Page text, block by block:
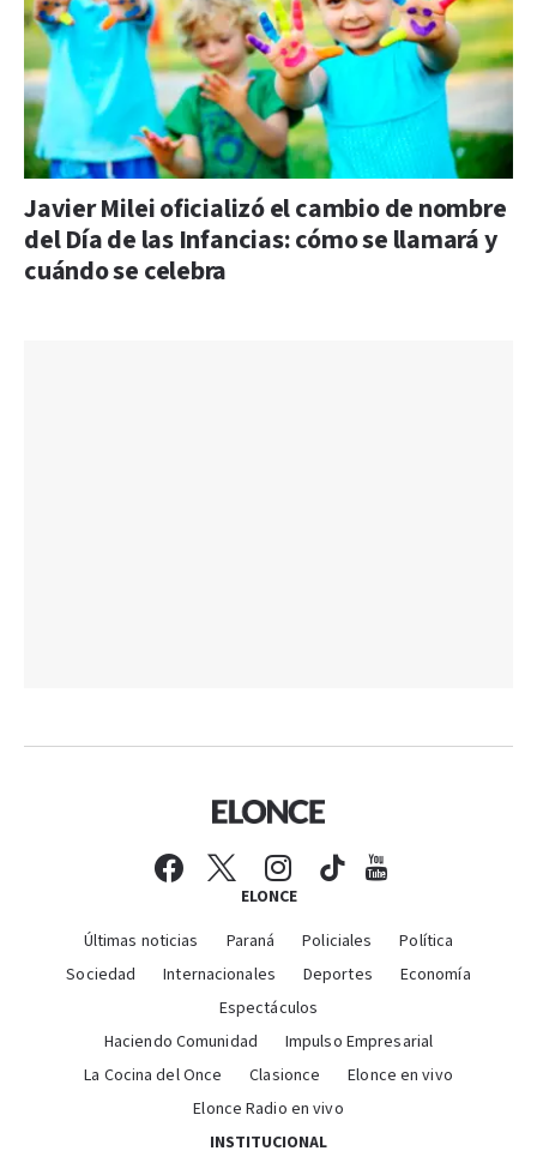
Javier Milei oficializó el cambio de nombre
del Día de las Infancias: cómo se llamará y
cuándo se celebra
ELONCE
Últimas noticias Paraná Policiales
Política
Sociedad
Internacionales Deportes
Economía
Espectáculos
Haciendo Comunidad
Impulso Empresarial
La Cocina del Once
Clasionce
Elonce en vivo
Elonce Radio en vivo
INSTITUCIONAL